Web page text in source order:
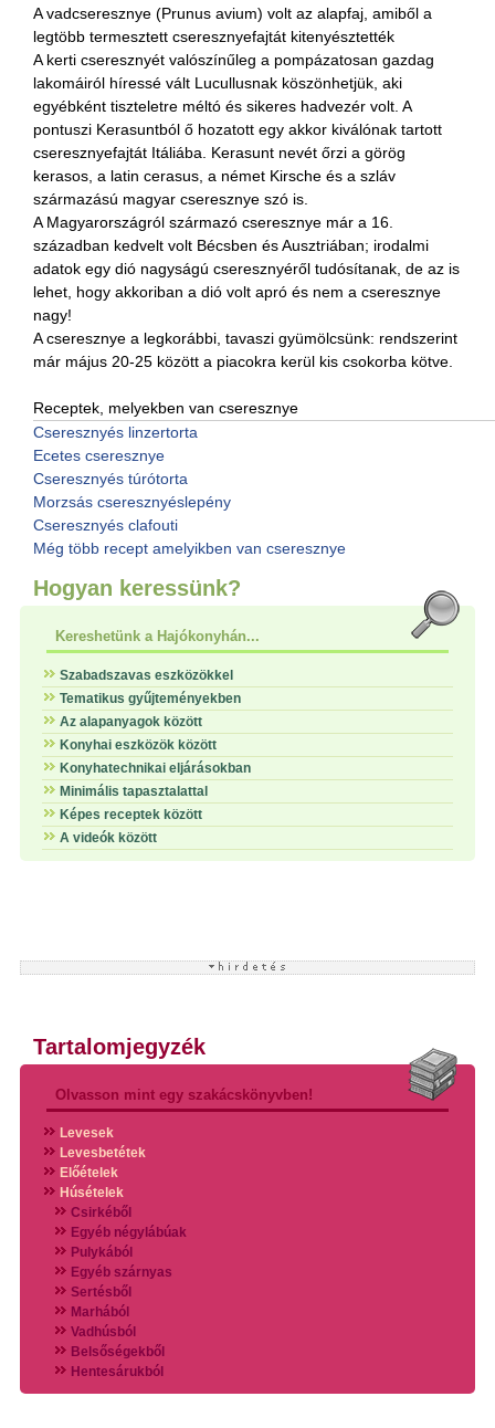
A vadcseresznye (Prunus avium) volt az alapfaj, amiből a
legtöbb termesztett cseresznyefajtát kitenyésztették
A kerti cseresznyét valószínűleg a pompázatosan gazdag
lakomáiról híressé vált Lucullusnak köszönhetjük, aki
egyébként tiszteletre méltó és sikeres hadvezér volt. A
pontuszi Kerasuntból ő hozatott egy akkor kiválónak tartott
cseresznyefajtát Itáliába. Kerasunt nevét őrzi a görög
kerasos, a latin cerasus, a német Kirsche és a szláv
származású magyar cseresznye szó is.
A Magyarországról származó cseresznye már a 16.
században kedvelt volt Bécsben és Ausztriában; irodalmi
adatok egy dió nagyságú cseresznyéről tudósítanak, de az is
lehet, hogy akkoriban a dió volt apró és nem a cseresznye
nagy!
A cseresznye a legkorábbi, tavaszi gyümölcsünk: rendszerint
már május 20-25 között a piacokra kerül kis csokorba kötve.
Receptek, melyekben van cseresznye
Cseresznyés linzertorta
Ecetes cseresznye
Cseresznyés túrótorta
Morzsás cseresznyéslepény
Cseresznyés clafouti
Még több recept amelyikben van cseresznye
Hogyan keressünk?
Kereshetünk a Hajókonyhán...
Szabadszavas eszközökkel
Tematikus gyűjteményekben
Az alapanyagok között
Konyhai eszközök között
Konyhatechnikai eljárásokban
Minimális tapasztalattal
Képes receptek között
A videók között
Tartalomjegyzék
Olvasson mint egy szakácskönyvben!
Levesek
Levesbetétek
Előételek
Húsételek
Csirkéből
Egyéb négylábúak
Pulykából
Egyéb szárnyas
Sertésből
Marhából
Vadhúsból
Belsőségekből
Hentesárukból
Vadszárnyasokból